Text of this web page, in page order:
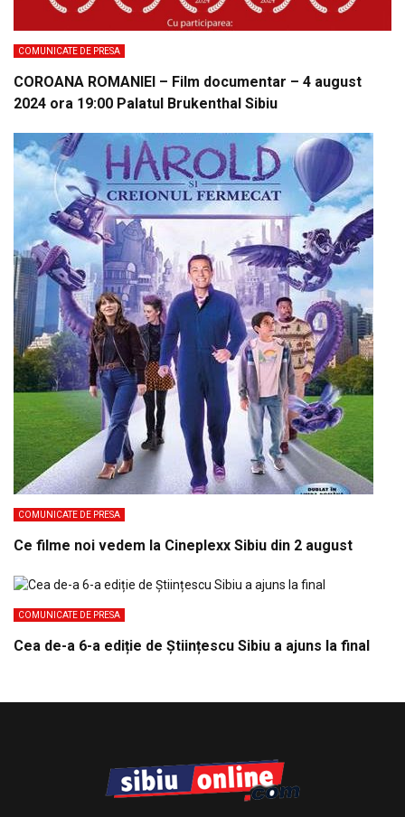
COMUNICATE DE PRESA
COROANA ROMANIEI – Film documentar – 4 august
2024 ora 19:00 Palatul Brukenthal Sibiu
COMUNICATE DE PRESA
Ce filme noi vedem la Cineplexx Sibiu din 2 august
COMUNICATE DE PRESA
Cea de-a 6-a ediție de Științescu Sibiu a ajuns la final